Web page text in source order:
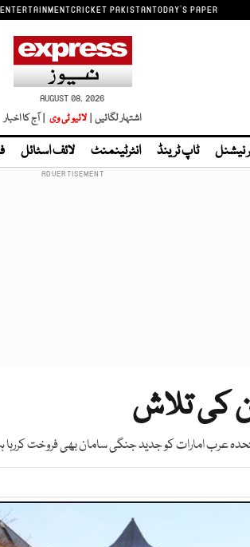
CRICKET PAKISTANTODAY'S PAPER
AUGUST 08, 2026
اشتہار لگائیں | لائیو ٹی وی | آج کا اخبار
نیشنل ٹاپ ٹرینڈ انٹرٹینمنٹ لائف اسٹائل
کی تلاش
عرب امارات کو جدید جنگی سامان بھی فروخت